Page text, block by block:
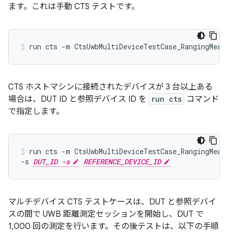
ます。これは手動 CTS テストです。
run cts -m
CTS ホストマシンに接続されたデバイスが 3 台以上ある
場合は、DUT ID と参照デバイス ID を
run cts コマンド
で指定します。
run cts -m
-s DUT_ID -s REFERENCE_DEVICE_ID
マルチデバイス CTS テストケースは、DUT と参照デバイ
スの間で UWB 距離測定セッションを開始し、DUT で
1,000 回の測定を行います。その後テストは、以下の手順